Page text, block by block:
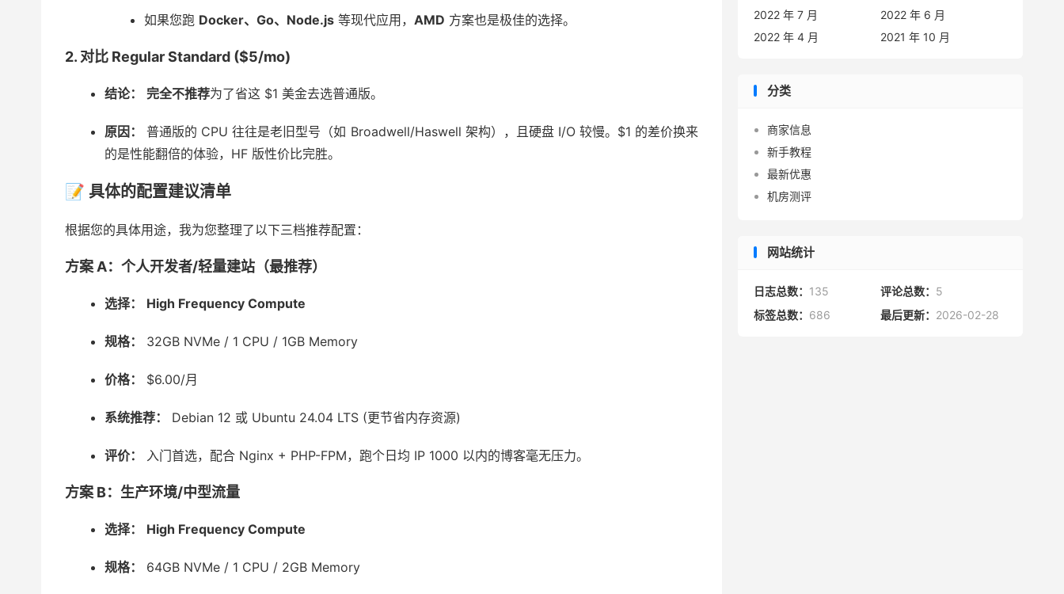
如果您跑 Docker、Go、Node.js 等现代应用， AMD 方案也是极佳的选择。
2. 对比 Regular Standard ($5/mo)
结论： 完全不推荐为了省这 $1 美金去选普通版。
原因：
普通版的 CPU 往往是老旧型号（如 Broadwell/Haswell 架构），且硬盘 I/O 较慢。$1 的差价换来
的是性能翻倍的体验，HF 版性价比完胜。
📝 具体的配置建议清单
根据您的具体用途，我为您整理了以下三档推荐配置：
方案 A：个人开发者/轻量建站（最推荐）
选择： High Frequency Compute
规格： 32GB NVMe / 1 CPU / 1GB Memory
价格： $6.00/月
系统推荐： Debian 12 或 Ubuntu 24.04 LTS (更节省内存资源)
评价： 入门首选，配合 Nginx + PHP-FPM，跑个日均 IP 1000 以内的博客毫无压力。
方案 B：生产环境/中型流量
选择： High Frequency Compute
规格： 64GB NVMe / 1 CPU / 2GB Memory
2022 年 7 月
2022 年 6 月
2022 年 4 月
2021 年 10 月
分类
商家信息
新手教程
最新优惠
机房测评
网站统计
日志总数： 135 评论总数： 5
标签总数： 686 最后更新： 2026-02-28